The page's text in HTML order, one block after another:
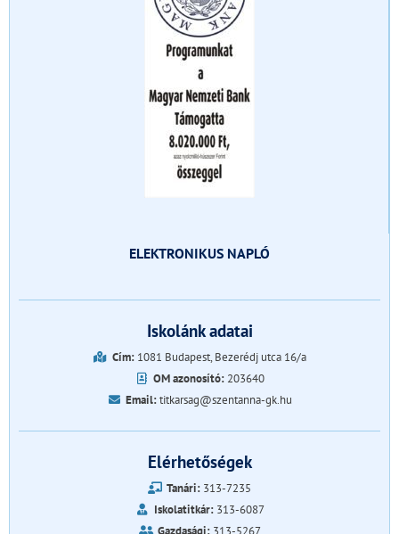
ELEKTRONIKUS NAPLÓ
Iskolánk adatai
Cím:1081 Budapest, Bezerédj utca 16/a
OM azonosító: 203640
Email:titkarsag@szentanna-gk.hu
Elérhetőségek
Tanári: 313-7235
Iskolatitkár:313-6087
Gazdasági:313-5267